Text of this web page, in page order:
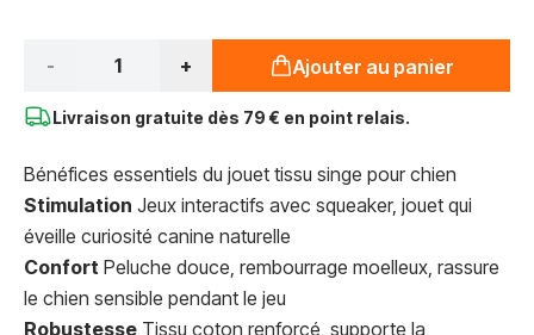
- + Ajouter au panier
Livraison gratuite dès 79 € en point relais.
Bénéfices essentiels du jouet tissu singe pour chien
Stimulation Jeux interactifs avec squeaker, jouet qui
éveille curiosité canine naturelle
Confort Peluche douce, rembourrage moelleux, rassure
le chien sensible pendant le jeu
Robustesse Tissu coton renforcé, supporte la